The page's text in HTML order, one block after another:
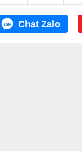
Chat Zalo